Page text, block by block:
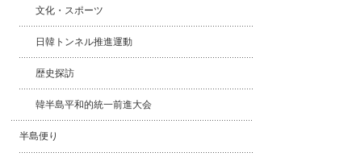
文化・スポーツ
日韓トンネル推進運動
歴史探訪
韓半島平和的統一前進大会
半島便り